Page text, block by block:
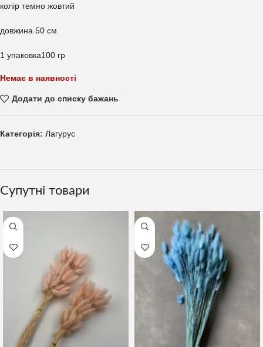
колір темно жовтий
довжина 50 см
1 упаковка100 гр
Немає в наявності
Додати до списку бажань
Категорія: Лагурус
Супутні товари